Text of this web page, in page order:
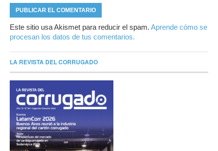
Este sitio usa Akismet para reducir el spam. Aprende cómo se
procesan los datos de tus comentarios.
LA REVISTA DEL CORRUGADO